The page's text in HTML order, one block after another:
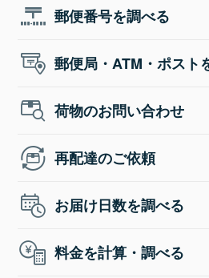
郵便番号を調べる
郵便局・ATM・ポスト
荷物のお問い合わせ
再配達のご依頼
お届け日数を調べる
料金を計算・調べる